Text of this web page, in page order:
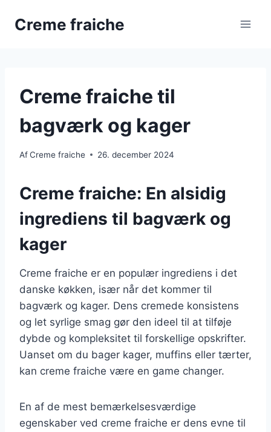
Creme fraiche
Creme fraiche til
bagværk og kager
AfCreme fraiche 26. december 2024
Creme fraiche: En alsidig
ingrediens til bagværk og
kager
Creme fraiche er en populær ingrediens i det
danske køkken, især når det kommer til
bagværk og kager. Dens cremede konsistens
og let syrlige smag gør den ideel til at tilføje
dybde og kompleksitet til forskellige opskrifter.
Uanset om du bager kager, muffins eller tærter,
kan creme fraiche være en game changer.
En af de mest bemærkelsesværdige
egenskaber ved creme fraiche er dens evne til